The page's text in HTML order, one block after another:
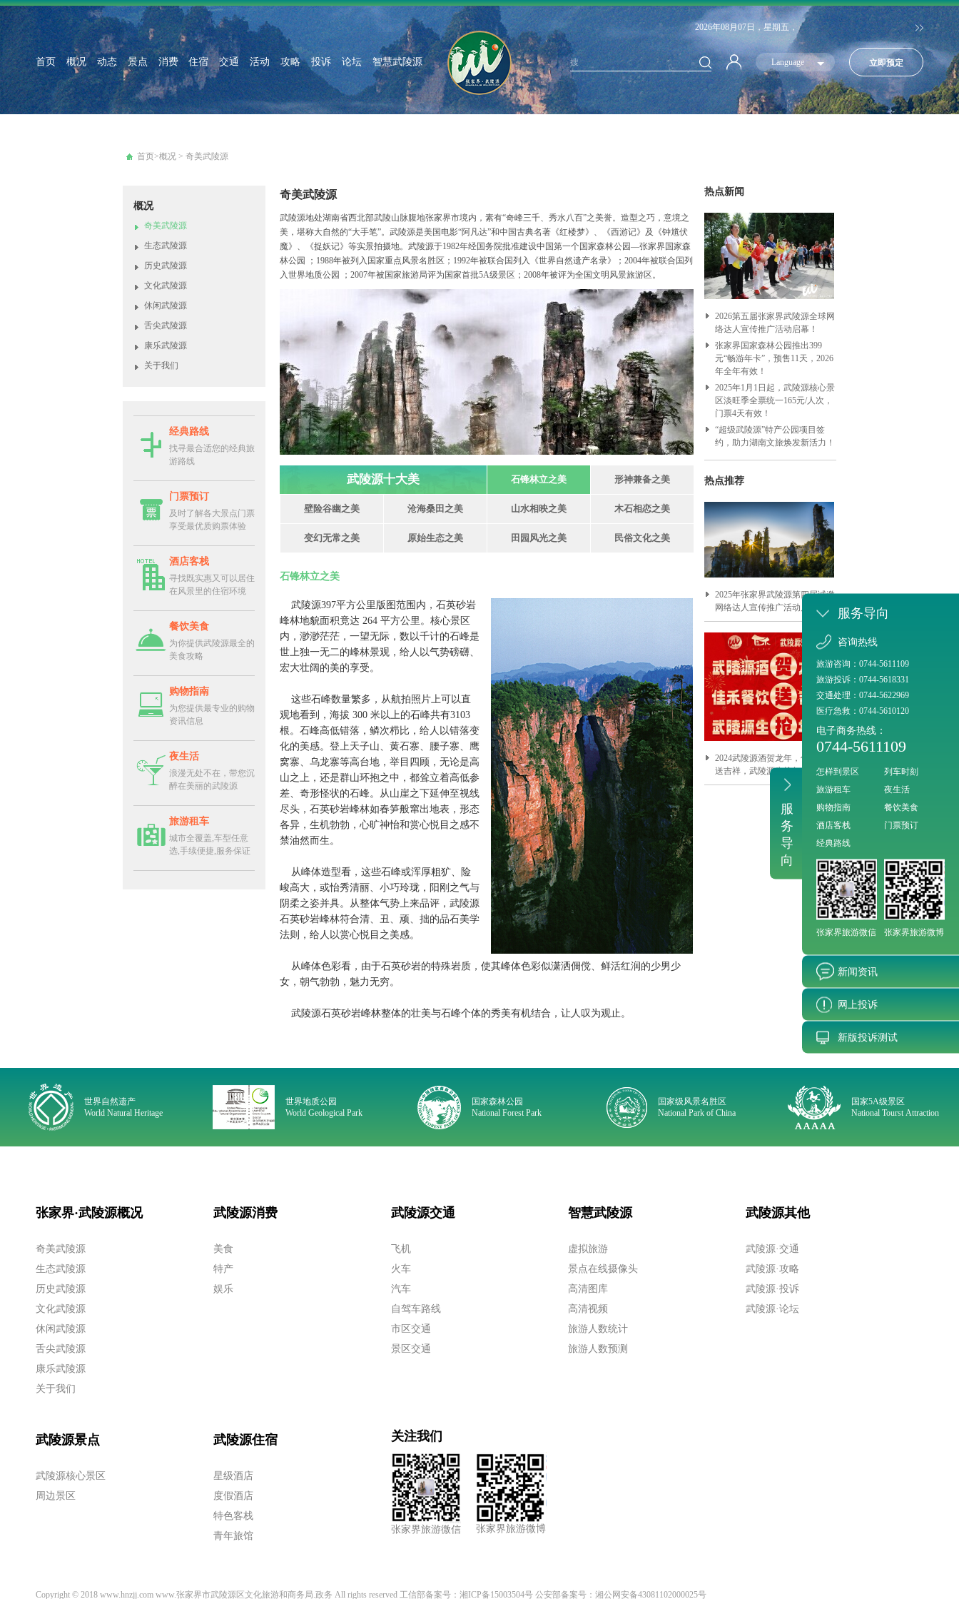
2026年08月07日，星期五，
首页 概况 动态 景点 消费 住宿 交通 活动 攻略 投诉 论坛 智慧武陵源 搜 Language 立即预定
首页>概况 > 奇美武陵源
热点新闻
2026第五届张家界武陵源全球网
络达人宣传推广活动启幕！
张家界国家森林公园推出399
元“畅游年卡”，预售11天，2026
年全年有效！
2025年1月1日起，武陵源核心景
区淡旺季全票统一165元/人次，
门票4天有效！
“超级武陵源”特产公园项目签
约，助力湖南文旅焕发新活力！
热点推荐
2025年张家界武陵源第四届诚邀
网络达人宣传推广活动启动！
2024武陵源酒贺龙年，佳禾餐饮
送吉祥，武陵源生抢年货!
奇美武陵源
武陵源地处湖南省西北部武陵山脉腹地张家界市境内，素有“奇峰三千、秀水八百”之美誉。造型之巧，意境之
美，堪称大自然的“大手笔”。武陵源是美国电影“阿凡达”和中国古典名著《红楼梦》、《西游记》及《钟馗伏
魔》、《捉妖记》等实景拍摄地。武陵源于1982年经国务院批准建设中国第一个国家森林公园—张家界国家森
林公园 ；1988年被列入国家重点风景名胜区；1992年被联合国列入《世界自然遗产名录》；2004年被联合国列
入世界地质公园 ；2007年被国家旅游局评为国家首批5A级景区；2008年被评为全国文明风景旅游区。
武陵源十大美 石锋林立之美 形神兼备之美
壁险谷幽之美 沧海桑田之美 山水相映之美 木石相恋之美
变幻无常之美 原始生态之美 田园风光之美 民俗文化之美
石锋林立之美
武陵源397平方公里版图范围内，石英砂岩
峰林地貌面积竟达 264 平方公里。核心景区
内，渺渺茫茫，一望无际，数以千计的石峰是
世上独一无二的峰林景观，给人以气势磅礴、
宏大壮阔的美的享受。
这些石峰数量繁多，从航拍照片上可以直
观地看到，海拔 300 米以上的石峰共有3103
根。石峰高低错落，鳞次栉比，给人以错落变
化的美感。登上天子山、黄石寨、腰子寨、鹰
窝寨、乌龙寨等高台地，举目四顾，无论是高
山之上，还是群山环抱之中，都耸立着高低参
差、奇形怪状的石峰。从山崖之下延伸至视线
尽头，石英砂岩峰林如春笋般窜出地表，形态
各异，生机勃勃，心旷神怡和赏心悦目之感不
禁油然而生。
从峰体造型看，这些石峰或浑厚粗犷、险
峻高大，或怡秀清丽、小巧玲珑，阳刚之气与
阴柔之姿并具。从整体气势上来品评，武陵源
石英砂岩峰林符合清、丑、顽、拙的品石美学
法则，给人以赏心悦目之美感。
从峰体色彩看，由于石英砂岩的特殊岩质，使其峰体色彩似潇洒倜傥、鲜活红润的少男少
女，朝气勃勃，魅力无穷。
武陵源石英砂岩峰林整体的壮美与石峰个体的秀美有机结合，让人叹为观止。
概况
奇美武陵源
生态武陵源
历史武陵源
文化武陵源
休闲武陵源
舌尖武陵源
康乐武陵源
关于我们
经典路线
找寻最合适您的经典旅
游路线
门票预订
及时了解各大景点门票
享受最优质购票体验
酒店客栈
寻找既实惠又可以居住
在风景里的住宿环境
餐饮美食
为你提供武陵源最全的
美食攻略
购物指南
为您提供最专业的购物
资讯信息
夜生活
浪漫无处不在，带您沉
醉在美丽的武陵源
旅游租车
城市全覆盖,车型任意
选,手续便捷,服务保证
世界自然遗产
World Natural Heritage
世界地质公园
World Geological Park
国家森林公园
National Forest Park
国家级风景名胜区
National Park of China
国家5A级景区
National Tourst Attraction
张家界·武陵源概况
奇美武陵源
生态武陵源
历史武陵源
文化武陵源
休闲武陵源
舌尖武陵源
康乐武陵源
关于我们
武陵源消费
美食
特产
娱乐
武陵源交通
飞机
火车
汽车
自驾车路线
市区交通
景区交通
智慧武陵源
虚拟旅游
景点在线摄像头
高清图库
高清视频
旅游人数统计
旅游人数预测
武陵源其他
武陵源·交通
武陵源·攻略
武陵源·投诉
武陵源·论坛
武陵源景点
武陵源核心景区
周边景区
武陵源住宿
星级酒店
度假酒店
特色客栈
青年旅馆
关注我们
张家界旅游微信 张家界旅游微博
Copyright © 2018 www.hnzjj.com www.张家界市武陵源区文化旅游和商务局.政务 All rights reserved 工信部备案号：湘ICP备15003504号 公安部备案号：湘公网安备43081102000025号
服
务
导
向
服务导向
咨询热线
旅游咨询：0744-5611109
旅游投诉：0744-5618331
交通处理：0744-5622969
医疗急救：0744-5610120
电子商务热线：
0744-5611109
怎样到景区
列车时刻
旅游租车
夜生活
购物指南
餐饮美食
酒店客栈
门票预订
经典路线
张家界旅游微信 张家界旅游微博
新闻资讯
网上投诉
新版投诉测试